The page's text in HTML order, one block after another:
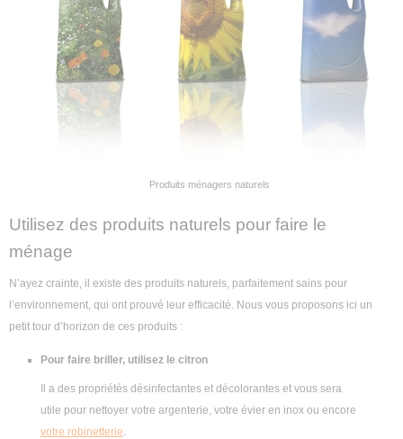
Produits ménagers naturels
Utilisez des produits naturels pour faire le
ménage
N’ayez crainte, il existe des produits naturels, parfaitement sains pour
l’environnement, qui ont prouvé leur efficacité. Nous vous proposons ici un
petit tour d’horizon de ces produits :
Pour faire briller, utilisez le citron
Il a des propriétés désinfectantes et décolorantes et vous sera
utile pour nettoyer votre argenterie, votre évier en inox ou encore
votre robinetterie.